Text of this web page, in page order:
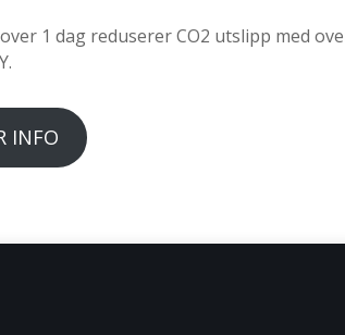
1 dag reduserer CO2 utslipp med
INFO